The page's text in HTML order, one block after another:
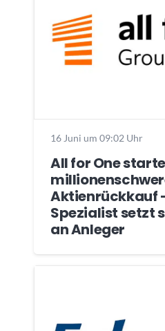
16 Juni um 09:02 Uhr
All for One
Aktienrückkauf
Spezialist setzt
an Anleger